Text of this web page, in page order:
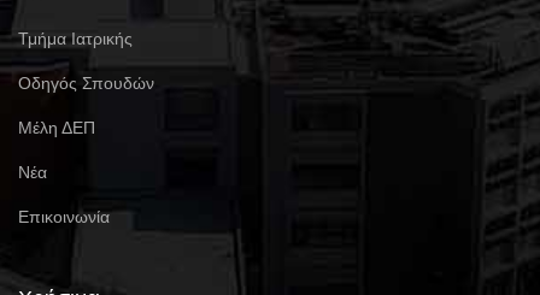
Τμήμα Ιατρικής
Οδηγός Σπουδών
Μέλη ΔΕΠ
Νέα
Επικοινωνία